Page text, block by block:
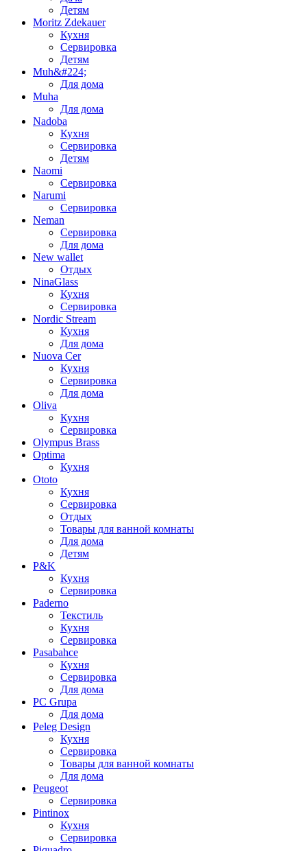
Детям
Moritz Zdekauer
Кухня
Сервировка
Детям
Muh&#224;
Для дома
Muha
Для дома
Nadoba
Кухня
Сервировка
Детям
Naomi
Сервировка
Narumi
Сервировка
Neman
Сервировка
Для дома
New wallet
Отдых
NinaGlass
Кухня
Сервировка
Nordic Stream
Кухня
Для дома
Nuova Cer
Кухня
Сервировка
Для дома
Oliva
Кухня
Сервировка
Olympus Brass
Optima
Кухня
Ototo
Кухня
Сервировка
Отдых
Товары для ванной комнаты
Для дома
Детям
P&K
Кухня
Сервировка
Paderno
Текстиль
Кухня
Сервировка
Pasabahce
Кухня
Сервировка
Для дома
PC Grupa
Для дома
Peleg Design
Кухня
Сервировка
Товары для ванной комнаты
Для дома
Peugeot
Сервировка
Pintinox
Кухня
Сервировка